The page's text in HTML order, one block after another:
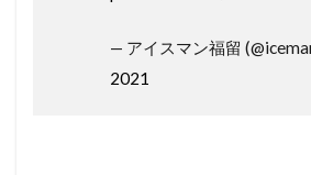
— アイスマン福留
2021